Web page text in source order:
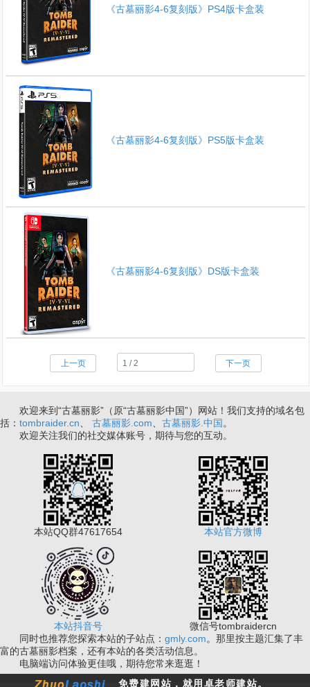
《古墓丽影4-6复刻版》PS4版卡盒装
《古墓丽影4-6复刻版》PS5版卡盒装
《古墓丽影4-6复刻版》DS版卡盒装
上一页 下一页
欢迎来到“古墓丽影”（原“古墓丽影中国”）网站！我们支持的域名包
括： tombraider.cn 古墓丽影.com 古墓丽影.中国 。
欢迎关注我们的社交媒体账号，期待与您的互动。
本站QQ群47617654 本站官方微博
本站抖音号
微信号tombraidercn
同时也推荐您探索本站的子站点： gmly.com。那里按主题汇集了丰
富的古墓丽影档案，还有本站的各类活动信息。
电脑端访问体验更佳哦，期待您常来逛逛！
免费建网站，就用卓老师建站。